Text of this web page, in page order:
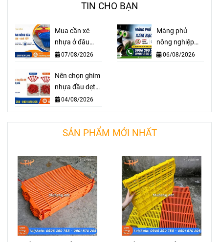
TIN CHO BẠN
Mua cần xé
nhựa ở đâu
đảm bảo chất
07/08/2026
Màng phủ
nông nghiệp
xám bạc 20 mic
06/08/2026
Nên chọn ghim
nhựa đầu dẹt
hay đầu tròn để
phủ?
04/08/2026
SẢN PHẨM MỚI NHẤT